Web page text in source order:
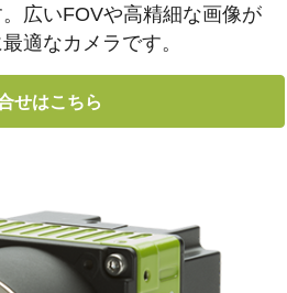
広いFOVや高精細な画像が
適なカメラです。
せはこちら